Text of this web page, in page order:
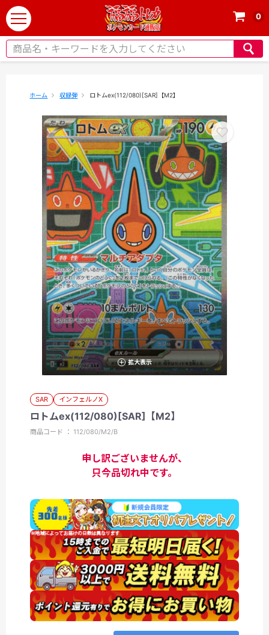
t
o
g
0
ホーム 収録弾 ロトムex(112/080)[SAR]【M2】
拡大表示
SAR インフェルノX
ロトムex(112/080)[SAR]【M2】
商品コード ： 112/080/M2/B
申し訳ございませんが、
只今品切れ中です。